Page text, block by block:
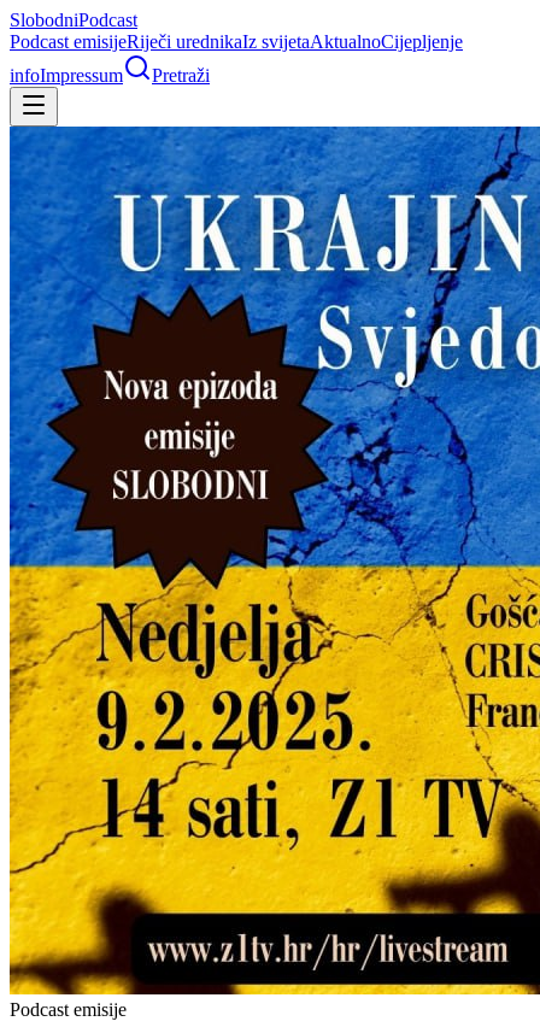
SlobodniPodcast
Podcast emisijeRiječi urednikaIz svijetaAktualnoCijepljenje
infoImpressum Pretraži
Podcast emisije